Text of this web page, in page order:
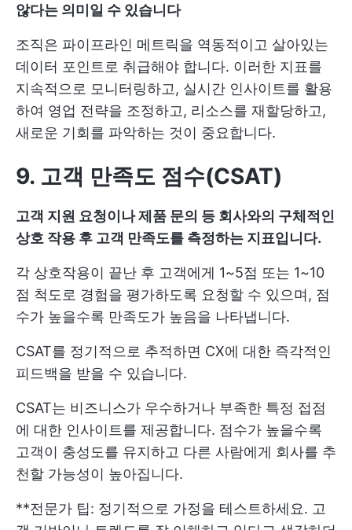
않다는 의미일 수 있습니다
조직은 파이프라인 메트릭을 역동적이고 살아있는
데이터 포인트로 취급해야 합니다. 이러한 지표를
지속적으로 모니터링하고, 실시간 인사이트를 활용
하여 영업 전략을 조정하고, 리소스를 재할당하고,
새로운 기회를 파악하는 것이 중요합니다.
9. 고객 만족도 점수(CSAT)
고객 지원 요청이나 제품 문의 등 회사와의 구체적인
상호 작용 후 고객 만족도를 측정하는 지표입니다.
각 상호작용이 끝난 후 고객에게 1~5점 또는 1~10
점 척도로 경험을 평가하도록 요청할 수 있으며, 점
수가 높을수록 만족도가 높음을 나타냅니다.
CSAT를 정기적으로 추적하면 CX에 대한 즉각적인
피드백을 받을 수 있습니다.
CSAT는 비즈니스가 우수하거나 부족한 특정 접점
에 대한 인사이트를 제공합니다. 점수가 높을수록
고객이 충성도를 유지하고 다른 사람에게 회사를 추
천할 가능성이 높아집니다.
**전문가 팁: 정기적으로 가정을 테스트하세요. 고